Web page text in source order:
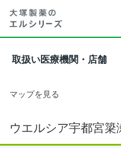
取扱い医療機関・店舗
マップを見る
ウエルシア宇都宮簗